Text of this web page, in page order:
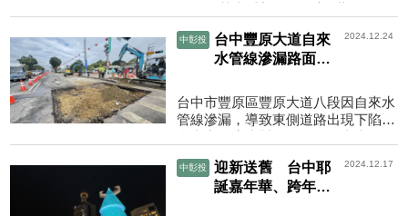
縣4839人。台中市政府民...
中彰投
台中豐原大道自來
水管線滲漏路面塌
2024.12.24
台中市豐原區豐原大道八段因自來水
管線滲漏，導致東側道路出現下陷，
公司搶修回填，搶先...
中彰投
迎新送舊 台中耶
誕嘉年華、跨年晚
2024.12.17